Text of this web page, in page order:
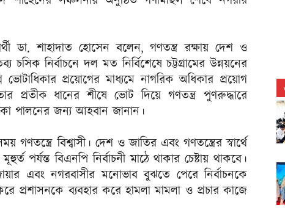
ডা. শাহাদাত হোসেন বলেন, গণতন্ত্র রক্ষায় দেশ ও
চসিক নির্বাচনে দল মত নির্বিশেষে চট্টগ্রামের উন্নয়নের
ভোটাধিকার প্রয়োগের মাধ্যমে নাগরিক অধিকার প্রয়োগ
প্রতীক ধানের শীষে ভোট দিয়ে গণতন্ত্র পুণরুদ্ধারে
পালনের জন্য আহবান জানান।
বিশ্বাসী। দেশ ও জাতির এবং গণতন্ত্রের স্বার্থে
পর্যন্ত বিএনপি নির্বাচনী মাঠে থাকার চেষ্টায় থাকবে।
এবং নগরবাসীর মনোভাব বুঝতে পেরে নির্বাচনকে
ব্যবহার করে হামলা মামলা ও প্রচার কাজে